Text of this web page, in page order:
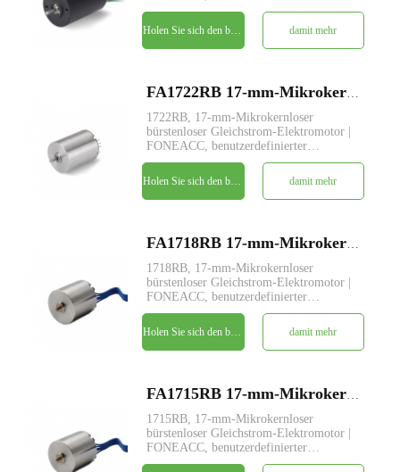
Parameterdienst verfügbar.
damit mehr
1722RB, 17-mm-Mikrokernloser
bürstenloser Gleichstrom-Elektromotor |
FONEACC, benutzerdefinierter
Parameterdienst verfügbar.
damit mehr
1718RB, 17-mm-Mikrokernloser
bürstenloser Gleichstrom-Elektromotor |
FONEACC, benutzerdefinierter
Parameterdienst verfügbar.
damit mehr
1715RB, 17-mm-Mikrokernloser
bürstenloser Gleichstrom-Elektromotor |
FONEACC, benutzerdefinierter
Parameterdienst verfügbar.